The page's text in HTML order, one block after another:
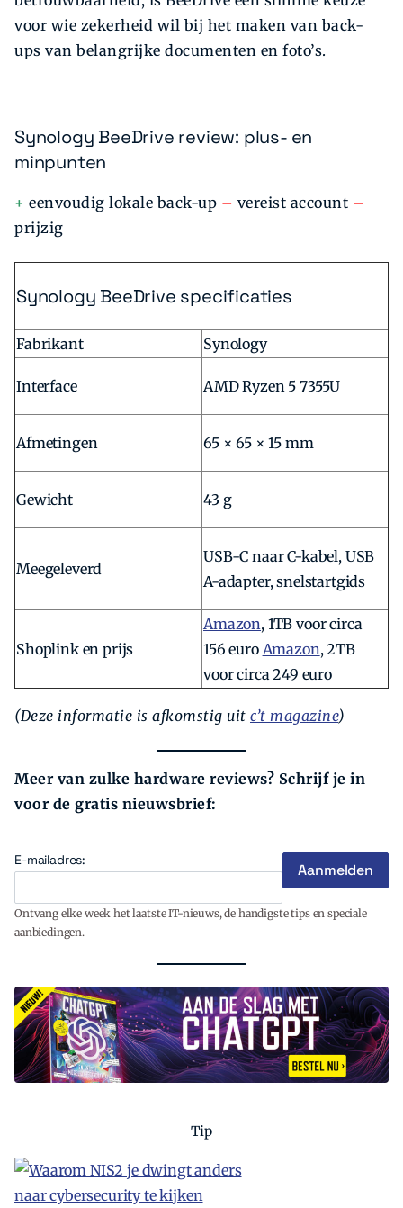
voor wie zekerheid wil bij het maken van back-
ups van belangrijke documenten en foto’s.
Synology BeeDrive review: plus- en
minpunten
+ eenvoudig lokale back-up – vereist account –
prijzig
Synology BeeDrive specificaties
Fabrikant Synology
Interface AMD Ryzen 5 7355U
Afmetingen 65 × 65 × 15 mm
Gewicht 43 g
Meegeleverd
USB-C naar C-kabel, USB
A-adapter, snelstartgids
Shoplink en prijs
Amazon, 1TB voor circa
156 euro Amazon, 2TB
voor circa 249 euro
(Deze informatie is afkomstig uit c’t magazine)
Meer van zulke hardware reviews? Schrijf je in
voor de gratis nieuwsbrief:
E-mailadres:
Ontvang elke week het laatste IT-nieuws, de handigste tips en speciale
aanbiedingen.
Tip